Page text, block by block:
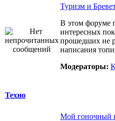
Туризм и
В этом форуме
интересных
прошедших не
написания
Модераторы:
Техно
Мой гоночный